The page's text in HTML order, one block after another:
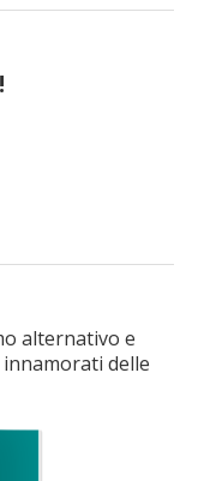
alternativo e
delle